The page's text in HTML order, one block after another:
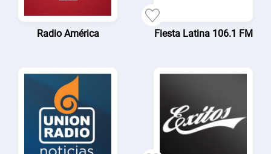
Radio América Fiesta Latina 106.1 FM